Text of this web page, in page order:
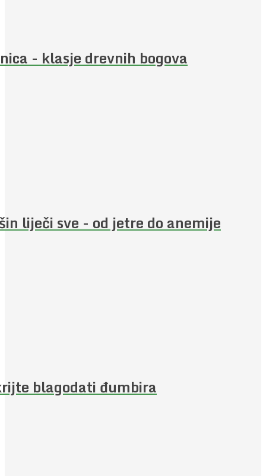
- klasje drevnih bogova
liječi sve - od jetre do anemije
blagodati đumbira